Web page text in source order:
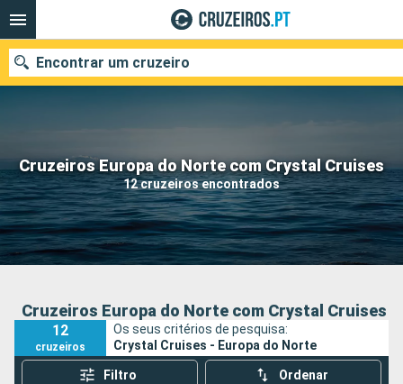
Cruzeiros Europa do Norte com Crystal Cruises
12 cruzeiros encontrados
Encontrar um cruzeiro
Quando ir?
Data de partida
Portos Companhias
Cruzeiros Europa do Norte com Crystal Cruises
12
cruzeiros
Os seus critérios de pesquisa:
Crystal Cruises - Europa do Norte
Filtro Ordenar